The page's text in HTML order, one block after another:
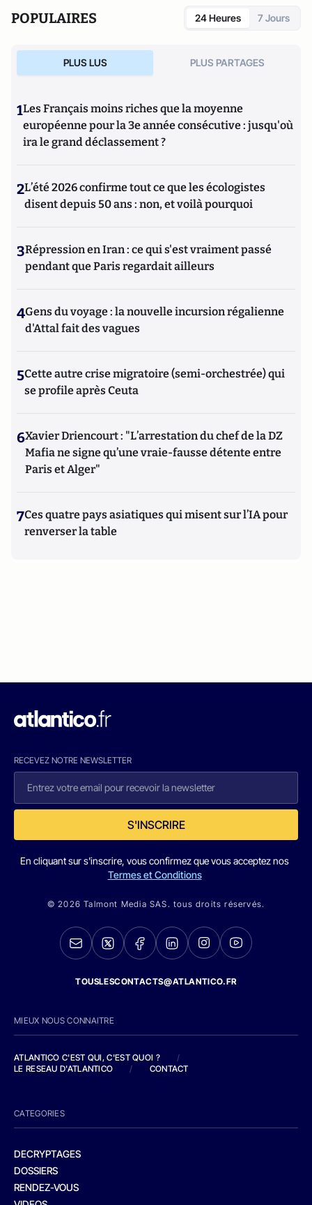
POPULAIRES 24 Heures 7 Jours
PLUS LUS PLUS PARTAGES
1Les Français moins riches que la moyenne
européenne pour la 3e année consécutive : jusqu'où
ira le grand déclassement ?
2L’été 2026 confirme tout ce que les écologistes
disent depuis 50 ans : non, et voilà pourquoi
3Répression en Iran : ce qui s'est vraiment passé
pendant que Paris regardait ailleurs
4Gens du voyage : la nouvelle incursion régalienne
d'Attal fait des vagues
5Cette autre crise migratoire (semi-orchestrée) qui
se profile après Ceuta
6Xavier Driencourt : "L’arrestation du chef de la DZ
Mafia ne signe qu’une vraie-fausse détente entre
Paris et Alger"
7Ces quatre pays asiatiques qui misent sur l’IA pour
renverser la table
RECEVEZ NOTRE NEWSLETTER
S'INSCRIRE
En cliquant sur s'inscrire, vous confirmez que vous acceptez nos
Termes et Conditions
© 2026 Talmont Media SAS. tous droits réservés.
TOUSLESCONTACTS@ATLANTICO.FR
MIEUX NOUS CONNAITRE
ATLANTICO C'EST QUI, C'EST QUOI ?
/
LE RESEAU D'ATLANTICO
/ CONTACT
CATEGORIES
DECRYPTAGES
DOSSIERS
RENDEZ-VOUS